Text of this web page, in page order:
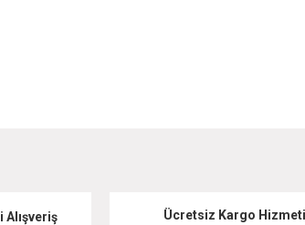
Alışveriş
Ücretsiz Kargo Hizmeti